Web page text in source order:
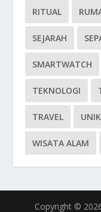
RITUAL
SEJARAH
SMARTWATCH
TEKNOLOGI
TRAVEL UNIK
WISATA ALAM
Copyright ©